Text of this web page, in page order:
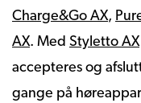
Charge&Go AX,
AX. Med Styletto AX
accepteres og
gange på